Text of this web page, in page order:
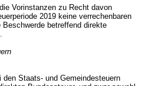
Vorinstanzen zu Recht davon
2019 keine verrechenbaren
betreffend direkte
den Staats- und Gemeindesteuern